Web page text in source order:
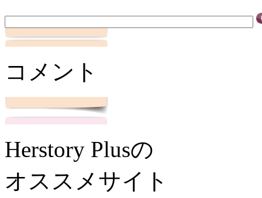
コメント
Herstory Plusの
オススメサイト